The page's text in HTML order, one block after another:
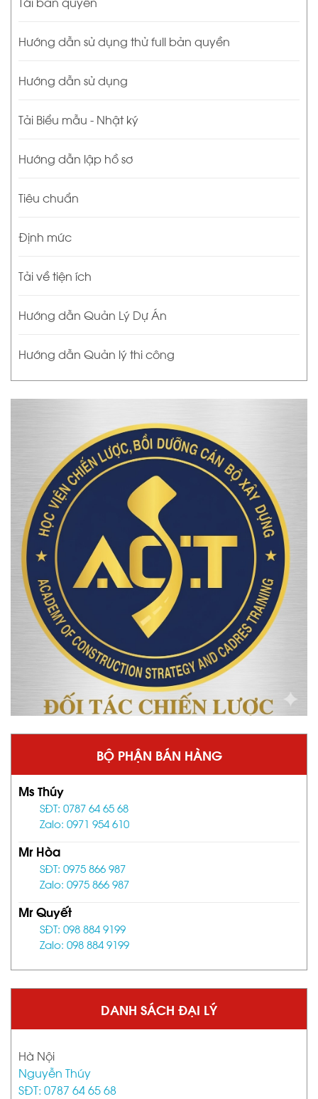
Hướng dẫn sử dụng thử full bản quyền
Hướng dẫn sử dụng
Tải Biểu mẫu - Nhật ký
Hướng dẫn lập hồ sơ
Tiêu chuẩn
Định mức
Tải về tiện ích
Hướng dẫn Quản Lý Dự Án
Hướng dẫn Quản lý thi công
BỘ PHẬN BÁN HÀNG
Ms Thúy
SĐT: 0787 64 65 68
Zalo: 0971 954 610
Mr Hòa
SĐT: 0975 866 987
Zalo: 0975 866 987
Mr Quyết
SĐT: 098 884 9199
Zalo: 098 884 9199
DANH SÁCH ĐẠI LÝ
Hà Nội
Nguyễn Thúy
SĐT: 0787 64 65 68